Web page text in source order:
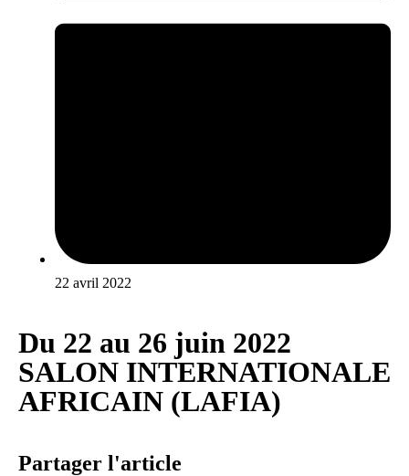
22 avril 2022
Du 22 au 26 juin 2022
SALON INTERNATIONALE
AFRICAIN (LAFIA)
Partager l'article